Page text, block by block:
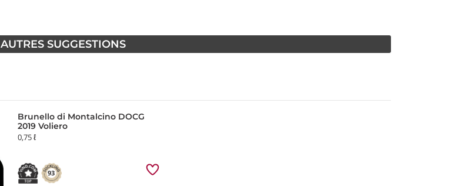
AUTRES SUGGESTIONS
Brunello di Montalcino DOCG
2019 Voliero
0,75 ℓ
93